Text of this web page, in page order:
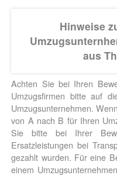
Hinweise
aus
Achten Sie bei Ihren
Umzugsfirmen bitte auf
Umzugsunternehmen.
von A nach B für Ihren
Sie bitte bei Ihrer
Ersatzleistungen bei
gezahlt wurden. Für eine
einem